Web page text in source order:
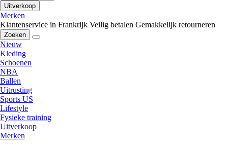
Uitverkoop
Merken
Klantenservice in Frankrijk Veilig betalen Gemakkelijk retourneren
Zoeken
Nieuw
Kleding
Schoenen
NBA
Ballen
Uitrusting
Sports US
Lifestyle
Fysieke training
Uitverkoop
Merken